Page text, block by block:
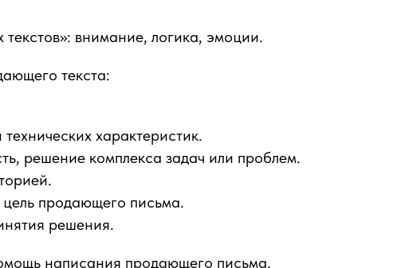
текстов»: внимание, логика, эмоции.
текста:
характеристик.
решение комплекса задач или проблем.
продающего письма.
решения.
написания продающего письма.